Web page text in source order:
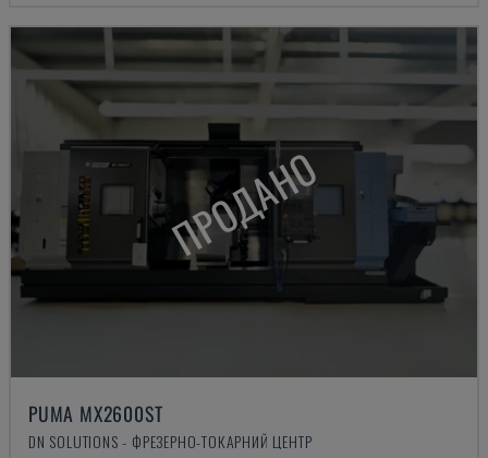
ПРОДАНО
PUMA MX2600ST
DN SOLUTIONS - ФРЕЗЕРНО-ТОКАРНИЙ ЦЕНТР